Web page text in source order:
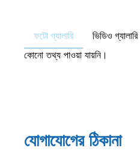
ফটো গ্যালারি ভিডিও গ্যালারি
কোনো তথ্য পাওয়া যায়নি।
যোগাযোগের ঠিকানা